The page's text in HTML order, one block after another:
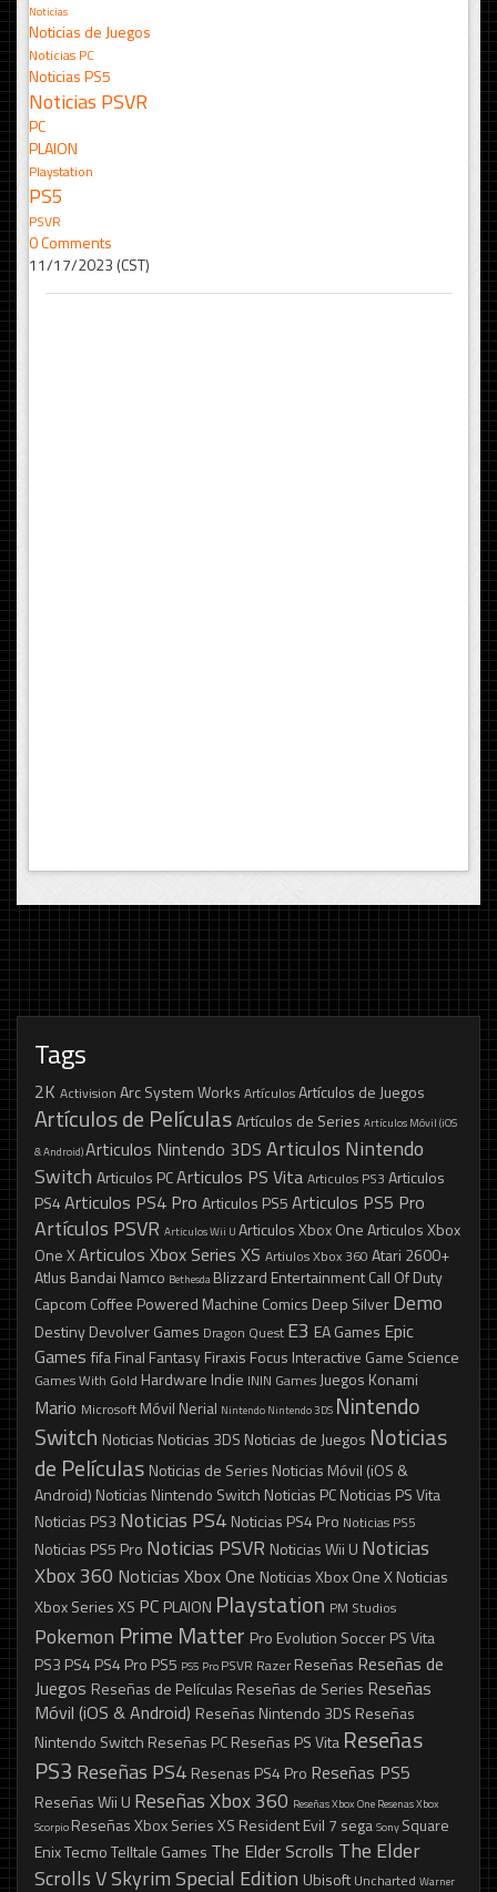
Noticias
Noticias de Juegos
Noticias PC
Noticias PS5
Noticias PSVR
PC
PLAION
Playstation
PS5
PSVR
0 Comments
11/17/2023 (CST)
Tags
2K Activision Arc System Works ArtículosArtículos de Juegos
Artículos de PelículasArtículos de Series Artículos Móvil (iOS
& Android)Articulos Nintendo 3DS Articulos Nintendo
Switch Articulos PCArticulos PS Vita Articulos PS3 Articulos
PS4Articulos PS4 Pro Articulos PS5Articulos PS5 Pro
Artículos PSVR Articulos Wii U Articulos Xbox OneArticulos Xbox
One XArticulos Xbox Series XS Artiulos Xbox 360 Atari 2600+
Atlus Bandai Namco Bethesda Blizzard EntertainmentCall Of Duty
Capcom Coffee Powered Machine Comics Deep SilverDemo
DestinyDevolver Games Dragon Quest E3 EA Games Epic
Games fifaFinal FantasyFiraxis Focus Interactive Game Science
Games With Gold Hardware Indie ININ Games Juegos Konami
Mario Microsoft Móvil Nerial Nintendo Nintendo 3DS Nintendo
Switch Noticias Noticias 3DS Noticias de Juegos Noticias
de Películas Noticias de Series Noticias Móvil (iOS &
Android) Noticias Nintendo Switch Noticias PCNoticias PS Vita
Noticias PS3 Noticias PS4 Noticias PS4 Pro Noticias PS5
Noticias PS5 Pro Noticias PSVR Noticias Wii U Noticias
Xbox 360 Noticias Xbox One Noticias Xbox One XNoticias
Xbox Series XS PC PLAION Playstation PM Studios
Pokemon Prime Matter Pro Evolution SoccerPS Vita
PS3 PS4 PS4 Pro PS5 PS5 Pro PSVR Razer Reseñas Reseñas de
Juegos Reseñas de Películas Reseñas de Series Reseñas
Móvil (iOS & Android) Reseñas Nintendo 3DS Reseñas
Nintendo Switch Reseñas PCReseñas PS Vita Reseñas
PS3 Reseñas PS4 Resenas PS4 Pro Reseñas PS5
Reseñas Wii U Reseñas Xbox 360 Reseñas Xbox One Resenas Xbox
Scorpio Reseñas Xbox Series XS Resident Evil 7 sega Sony Square
EnixTecmoTelltale Games The Elder Scrolls The Elder
Scrolls V Skyrim Special Edition UbisoftUncharted Warner